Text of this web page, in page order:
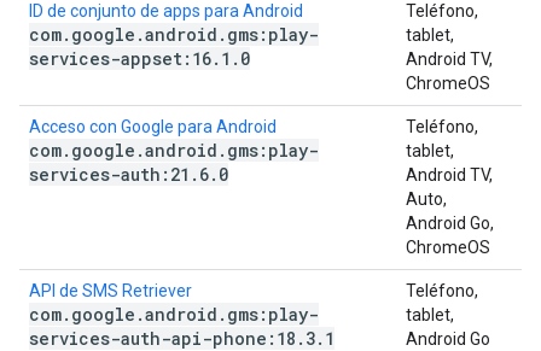
ID de conjunto de apps para Android
com. google .android . gms:play-
services-appset:16. 1 . 0
Teléfono,
tablet,
Android TV,
ChromeOS
Acceso con Google para Android
com. google .android . gms:play-
services-auth:21 . 6. 0
Teléfono,
tablet,
Android TV,
Auto,
Android Go,
ChromeOS
API de SMS Retriever
com. google .android . gms:play-
services-auth-api-phone:18 . 3. 1
Teléfono,
tablet,
Android Go